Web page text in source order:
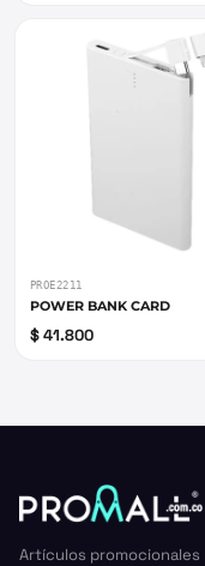
PROE2211
POWER BANK CARD
$ 41.800
Artículos promocionales